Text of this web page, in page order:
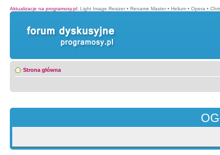
Aktualizacje na programosy.pl: Light Image Resizer • Rename Master • Helium • Opera •
Strona główna